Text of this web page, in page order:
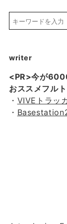
writer
<PR>今が
おススメフル
・ VIVEトラッ
・